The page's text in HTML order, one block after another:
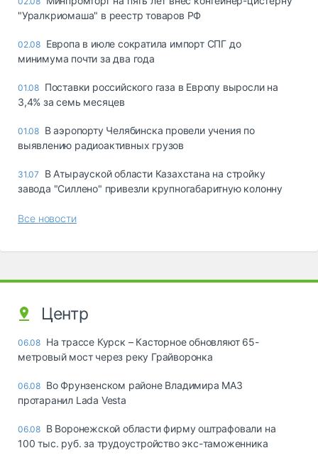
"Уралкриомаша" в реестр товаров РФ
02.08 Европа в июле сократила импорт СПГ до
минимума почти за два года
01.08 Поставки российского газа в Европу выросли на
3,4% за семь месяцев
01.08 В аэропорту Челябинска провели учения по
выявлению радиоактивных грузов
31.07
В Атырауской области Казахстана на стройку
завода "Силлено" привезли крупногабаритную колонну
Все новости
Центр
06.08 На трассе Курск – Касторное обновляют 65-
метровый мост через реку Грайворонка
06.08 Во Фрунзенском районе Владимира МАЗ
протаранил Lada Vesta
06.08 В Воронежской области фирму оштрафовали на
100 тыс. руб. за трудоустройство экс-таможенника